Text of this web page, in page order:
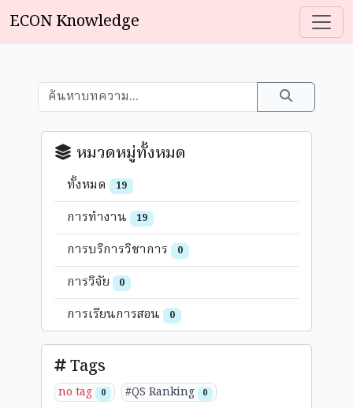
ECON Knowledge
หมวดหมู่ทั้งหมด
ทั้งหมด 19
การทำงาน 19
การบริการวิชาการ 0
การวิจัย 0
การเรียนการสอน 0
Tags
no tag 0 #QS Ranking 0